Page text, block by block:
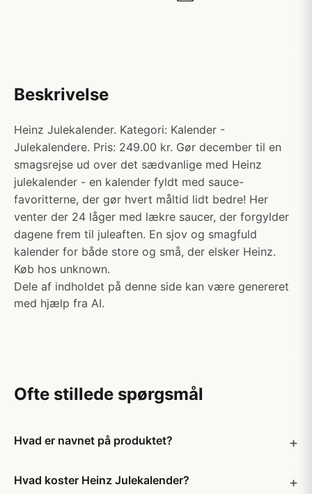
Beskrivelse
Heinz Julekalender. Kategori: Kalender -
Julekalendere. Pris: 249.00 kr. Gør december til en
smagsrejse ud over det sædvanlige med Heinz
julekalender - en kalender fyldt med sauce-
favoritterne, der gør hvert måltid lidt bedre! Her
venter der 24 låger med lækre saucer, der forgylder
dagene frem til juleaften. En sjov og smagfuld
kalender for både store og små, der elsker Heinz.
Køb hos unknown.
Dele af indholdet på denne side kan være genereret
med hjælp fra AI.
Ofte stillede spørgsmål
Hvad er navnet på produktet?
Hvad koster Heinz Julekalender?